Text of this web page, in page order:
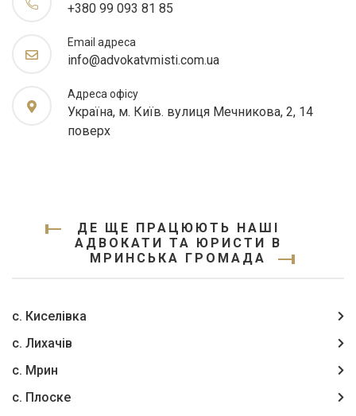
+380 99 093 81 85
Email адреса
info@advokatvmisti.com.ua
Адреса офісу
Україна, м. Київ. вулиця Мечникова, 2, 14
поверх
ДЕ ЩЕ ПРАЦЮЮТЬ НАШІ
АДВОКАТИ ТА ЮРИСТИ В
МРИНСЬКА ГРОМАДА
с. Киселівка
с. Лихачів
с. Мрин
с. Плоске